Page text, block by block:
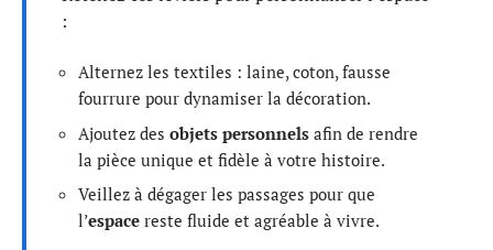
:
Alternez les textiles : laine, coton, fausse
fourrure pour dynamiser la décoration.
Ajoutez des objets personnels afin de rendre
la pièce unique et fidèle à votre histoire.
Veillez à dégager les passages pour que
l’espace reste fluide et agréable à vivre.